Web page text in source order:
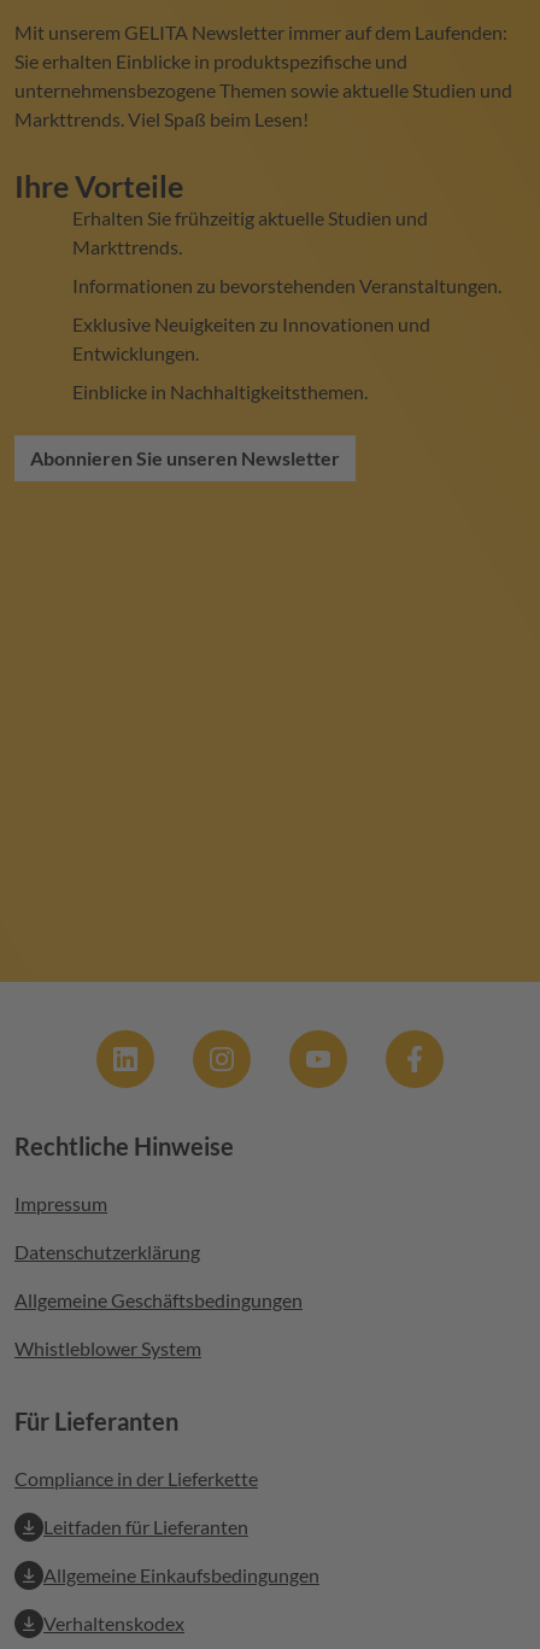
Mit unserem GELITA Newsletter immer auf dem Laufenden:
Sie erhalten Einblicke in produktspezifische und
unternehmensbezogene Themen sowie aktuelle Studien und
Markttrends. Viel Spaß beim Lesen!
Ihre Vorteile
Erhalten Sie frühzeitig aktuelle Studien und
Markttrends.
Informationen zu bevorstehenden Veranstaltungen.
Exklusive Neuigkeiten zu Innovationen und
Entwicklungen.
Einblicke in Nachhaltigkeitsthemen.
Abonnieren Sie unseren Newsletter
Footer menu
Rechtliche Hinweise
Impressum
Datenschutzerklärung
Allgemeine Geschäftsbedingungen
Whistleblower System
Für Lieferanten
Compliance in der Lieferkette
Leitfaden für Lieferanten
Allgemeine Einkaufsbedingungen
Verhaltenskodex
Social